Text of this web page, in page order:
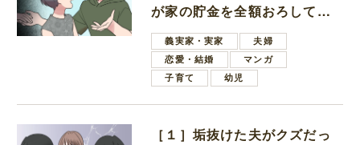
が家の貯金を全額おろしてほ
しいと言ってきた
義実家・実家
夫婦
恋愛・結婚
マンガ
子育て
幼児
［１］垢抜けた夫がクズだっ